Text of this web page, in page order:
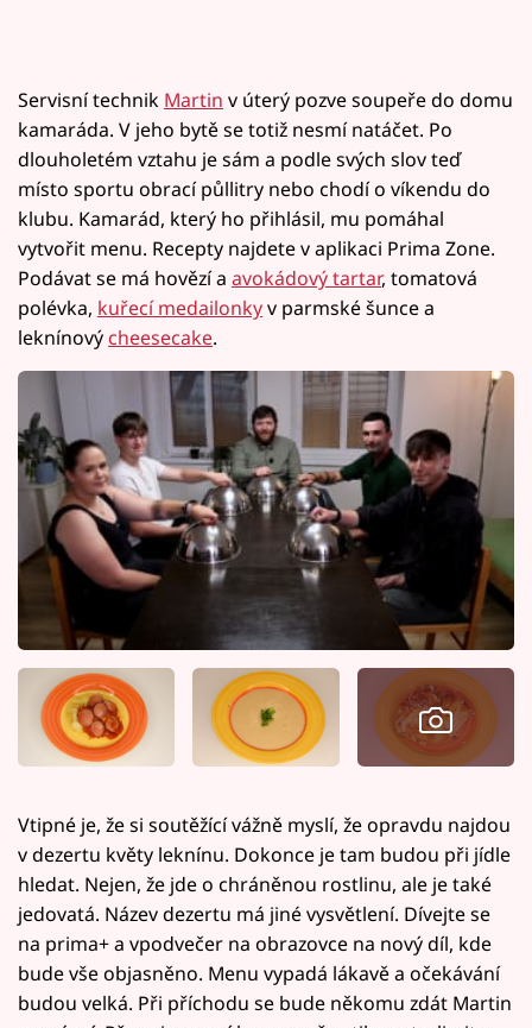
Servisní technik Martin v úterý pozve soupeře do domu
kamaráda. V jeho bytě se totiž nesmí natáčet. Po
dlouholetém vztahu je sám a podle svých slov teď
místo sportu obrací půllitry nebo chodí o víkendu do
klubu. Kamarád, který ho přihlásil, mu pomáhal
vytvořit menu. Recepty najdete v aplikaci Prima Zone.
Podávat se má hovězí a avokádový tartar, tomatová
polévka, kuřecí medailonkyv parmské šunce a
leknínový cheesecake.
Vtipné je, že si soutěžící vážně myslí, že opravdu najdou
v dezertu květy leknínu. Dokonce je tam budou při jídle
hledat. Nejen, že jde o chráněnou rostlinu, ale je také
jedovatá. Název dezertu má jiné vysvětlení. Dívejte se
na prima+ a vpodvečer na obrazovce na nový díl, kde
bude vše objasněno. Menu vypadá lákavě a očekávání
budou velká. Při příchodu se bude někomu zdát Martin